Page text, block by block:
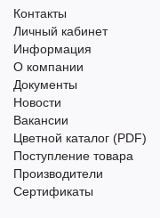
Контакты
Личный кабинет
Информация
О компании
Документы
Новости
Вакансии
Цветной каталог (PDF)
Поступление товара
Производители
Сертификаты